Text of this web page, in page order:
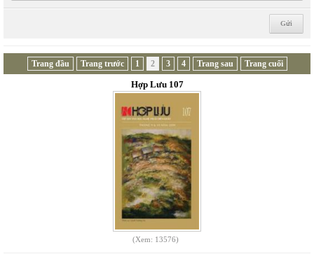
Trang đầu Trang trước 1 2 3 4 Trang sau Trang cuối
Hợp Lưu 107
(Xem: 13576)